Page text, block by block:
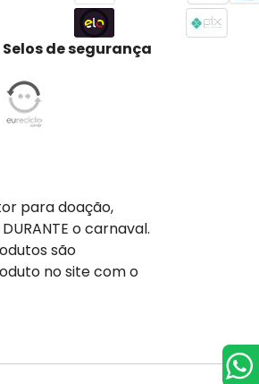
Selos de segurança
para doação,
o carnaval.
são
no site com o